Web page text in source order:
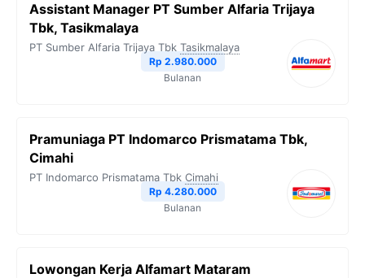
Assistant Manager PT Sumber Alfaria Trijaya
Tbk, Tasikmalaya
PT Sumber Alfaria Trijaya Tbk Tasikmalaya
Rp 2.980.000
Bulanan
Pramuniaga PT Indomarco Prismatama Tbk,
Cimahi
PT Indomarco Prismatama Tbk Cimahi
Rp 4.280.000
Bulanan
Lowongan Kerja Alfamart Mataram